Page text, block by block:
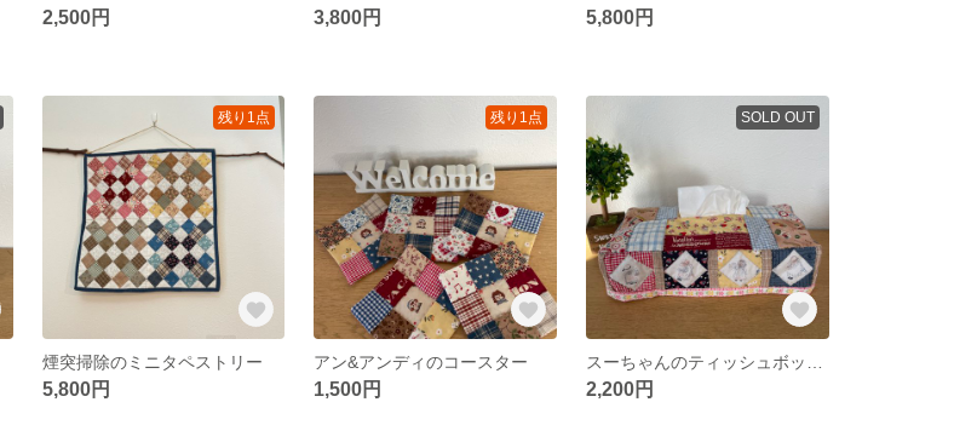
2,500円 3,800円 5,800円
残り1点
煙突掃除のミニタペストリー
5,800円
残り1点
アン&アンディのコースター
1,500円
SOLD OUT
2,200円